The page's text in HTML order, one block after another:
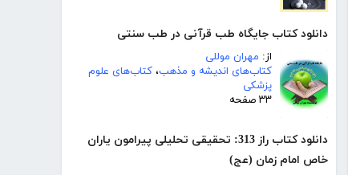
دانلود کتاب جایگاه طب قرآنی در طب سنتی
از: مهران موللی
کتاب‌های اندیشه و مذهب، کتاب‌های علوم
پزشکی
۳۳ صفحه
دانلود کتاب راز 313: تحقیقی تحلیلی پیرامون یاران
خاص امام زمان (عج)